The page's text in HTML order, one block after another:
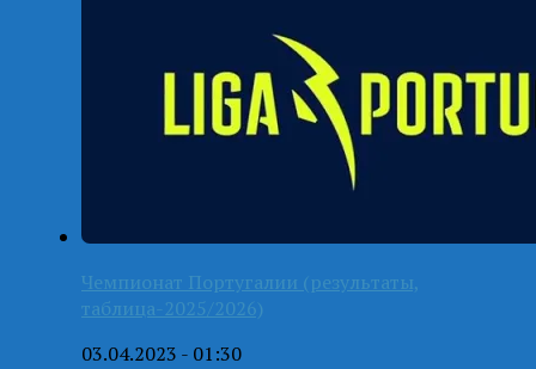
Чемпионат Португалии (результаты,
таблица-2025/2026)
03.04.2023 - 01:30